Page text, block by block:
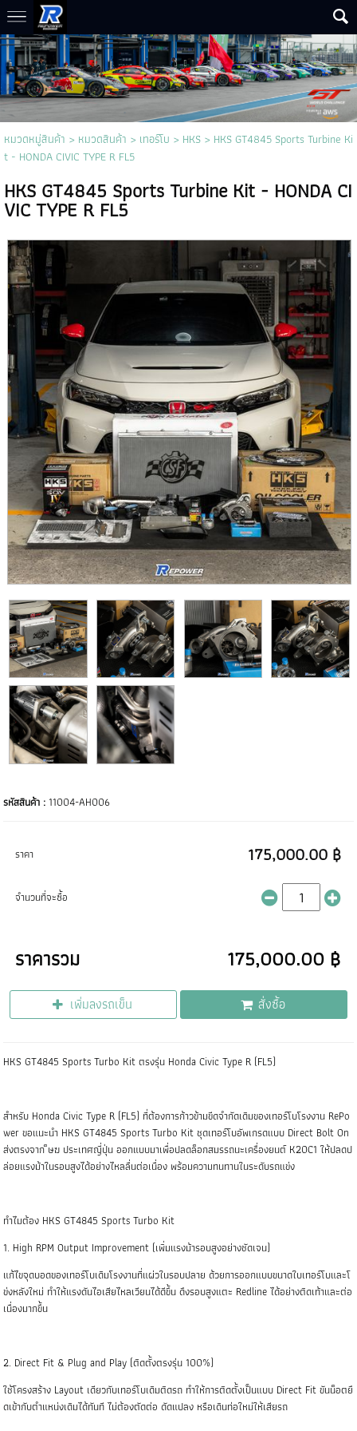
หมวดหมู่สินค้า > หมวดสินค้า > เทอร์โบ > HKS> HKS GT4845 Sports Turbine Ki
t - HONDA CIVIC TYPE R FL5
HKS GT4845 Sports Turbine Kit - HONDA CI
VIC TYPE R FL5
รหัสสินค้า :11004-AH006
ราคา 175,000.00 ฿
จำนวนที่จะซื้อ
ราคารวม 175,000.00 ฿
เพิ่มลงรถเข็น สั่งซื้อ
HKS GT4845 Sports Turbo Kit ตรงรุ่น Honda Civic Type R (FL5)
สำหรับ Honda Civic Type R (FL5) ที่ต้องการก้าวข้ามขีดจำกัดเดิมของเทอร์โบโรงงาน RePo
wer ขอแนะนำ HKS GT4845 Sports Turbo Kit ชุดเทอร์โบอัพเกรดแบบ Direct Bolt On
ส่งตรงจาก ็ษฆ ประเทศญี่ปุ่น ออกแบบมาเพื่อปลดล็อกสมรรถนะเครื่องยนต์ K20C1 ให้ปลดป
ล่อยแรงม้าในรอบสูงได้อย่างไหลลื่นต่อเนื่อง พร้อมความทนทานในระดับรถแข่ง
ทำไมต้อง HKS GT4845 Sports Turbo Kit
1. High RPM Output Improvement (เพิ่มแรงม้ารอบสูงอย่างชัดเจน)
แก้ไขจุดบอดของเทอร์โบเดิมโรงงานที่แผ่วในรอบปลาย ด้วยการออกแบบขนาดใบเทอร์โบและโ
ข่งหลังใหม่ ทำให้แรงดันไอเสียไหลเวียนได้ดีขึ้น ดึงรอบสูงแตะ Redline ได้อย่างติดเท้าและต่อ
เนื่องมากขึ้น
2. Direct Fit & Plug and Play (ติดตั้งตรงรุ่น 100%)
ใช้โครงสร้าง Layout เดียวกับเทอร์โบเดิมติดรถ ทำให้การติดตั้งเป็นแบบ Direct Fit ขันน็อตยึ
ดเข้ากับตำแหน่งเดิมได้ทันที ไม่ต้องตัดต่อ ดัดแปลง หรือเดินท่อใหม่ให้เสียรถ